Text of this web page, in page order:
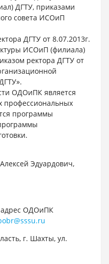
ДГТУ, приказами
совета ИСОиП
ДГТУ от 8.07.2013г.
ИСОиП (филиала)
ректора ДГТУ от
ОДОиПК является
профессиональных
программы
Эдуардович,
ОДОиПК
г. Шахты, ул.